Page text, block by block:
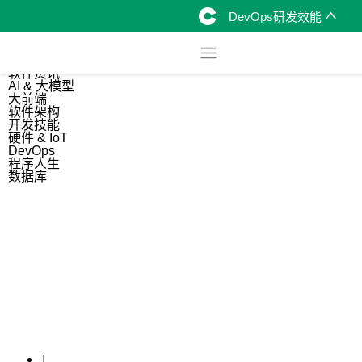
DevOps研发效能
软件资讯
AI & 大模型
大前端
软件架构
开发技能
硬件 & IoT
DevOps
程序人生
数据库
1